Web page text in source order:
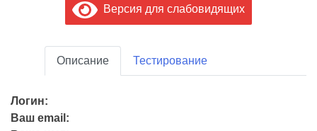
Версия для слабовидящих
Описание Тестирование
Логин:
Ваш email: